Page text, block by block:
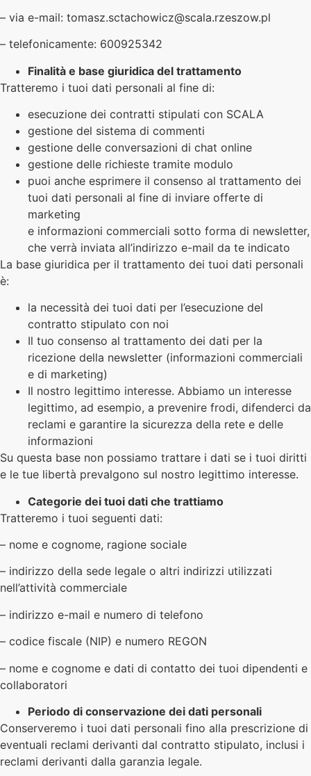
– via e-mail: tomasz.sctachowicz@scala.rzeszow.pl
– telefonicamente: 600925342
Finalità e base giuridica del trattamento
Tratteremo i tuoi dati personali al fine di:
esecuzione dei contratti stipulati con SCALA
gestione del sistema di commenti
gestione delle conversazioni di chat online
gestione delle richieste tramite modulo
puoi anche esprimere il consenso al trattamento dei
tuoi dati personali al fine di inviare offerte di
marketing
e informazioni commerciali sotto forma di newsletter,
che verrà inviata all’indirizzo e-mail da te indicato
La base giuridica per il trattamento dei tuoi dati personali
è:
la necessità dei tuoi dati per l’esecuzione del
contratto stipulato con noi
Il tuo consenso al trattamento dei dati per la
ricezione della newsletter (informazioni commerciali
e di marketing)
Il nostro legittimo interesse. Abbiamo un interesse
legittimo, ad esempio, a prevenire frodi, difenderci da
reclami e garantire la sicurezza della rete e delle
informazioni
Su questa base non possiamo trattare i dati se i tuoi diritti
e le tue libertà prevalgono sul nostro legittimo interesse.
Categorie dei tuoi dati che trattiamo
Tratteremo i tuoi seguenti dati:
– nome e cognome, ragione sociale
– indirizzo della sede legale o altri indirizzi utilizzati
nell’attività commerciale
– indirizzo e-mail e numero di telefono
– codice fiscale (NIP) e numero REGON
– nome e cognome e dati di contatto dei tuoi dipendenti e
collaboratori
Periodo di conservazione dei dati personali
Conserveremo i tuoi dati personali fino alla prescrizione di
eventuali reclami derivanti dal contratto stipulato, inclusi i
reclami derivanti dalla garanzia legale.